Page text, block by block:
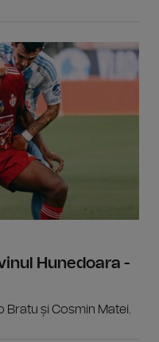
Hunedoara -
Bratu și Cosmin Matei.